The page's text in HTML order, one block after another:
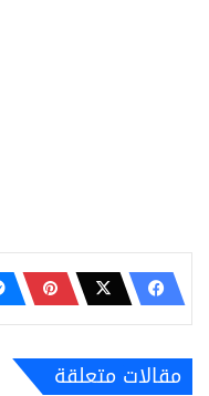
مقالات متعلقة